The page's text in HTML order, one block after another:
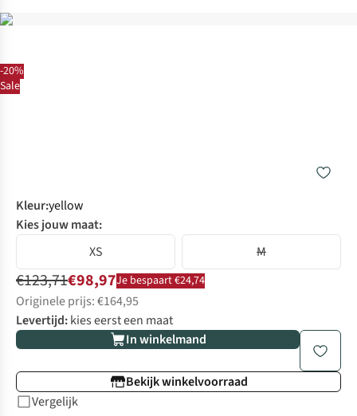
-20%
Sale
Kleur:yellow
Kies jouw maat:
XS
M
€123,71€98,97Je bespaart €24,74
Originele prijs: €164,95
Levertijd:kies eerst een maat
In winkelmand
Bekijk winkelvoorraad
Vergelijk